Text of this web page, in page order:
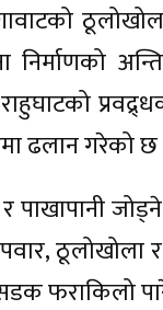
निर्माणको
ढलान गरेको छ
ठूलोखोला
फराकिलो